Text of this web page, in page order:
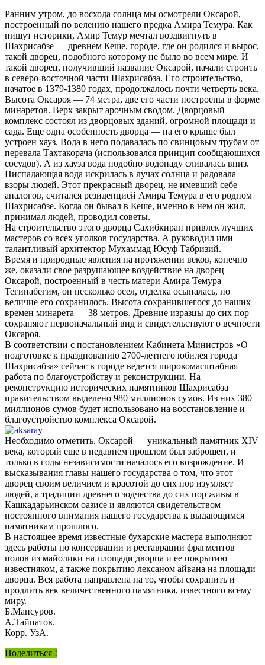
Ранним утром, до восхода солнца мы осмотрели Оксарой,
построенный по велению нашего предка Амира Темура. Как
пишут историки, Амир Темур мечтал воздвигнуть в
Шахрисабзе — древнем Кеше, городе, где он родился и вырос,
такой дворец, подобного которому не было во всем мире. И
такой дворец, получивший название Оксарой, начали строить
в северо-восточной части Шахрисабза. Его строительство,
начатое в 1379-1380 годах, продолжалось почти четверть века.
Высота Оксароя — 74 метра, две его части построены в форме
минаретов. Верх закрыт арочным сводом. Дворцовый
комплекс состоял из дворцовых зданий, огромной площади и
сада. Еще одна особенность дворца — на его крыше был
устроен хауз. Вода в него подавалась по свинцовым трубам от
перевала Тахтакорача (использовался принцип сообщающихся
сосудов). А из хауза вода подобно водопаду сливалась вниз.
Ниспадающая вода искрилась в лучах солнца и радовала
взоры людей. Этот прекрасный дворец, не имевший себе
аналогов, считался резиденцией Амира Темура в его родном
Шахрисабзе. Когда он бывал в Кеше, именно в нем он жил,
принимал людей, проводил советы.
На строительство этого дворца Сахибкиран привлек лучших
мастеров со всех уголков государства. А руководил ими
талантливый архитектор Мухаммад Юсуф Табризий.
Время и природные явления на протяжении веков, конечно
же, оказали свое разрушающее воздействие на дворец
Оксарой, построенный в честь матери Амира Темура
Тегинабегим, он несколько осел, отделка осыпалась, но
величие его сохранилось. Высота сохранившегося до наших
времен минарета — 38 метров. Древние изразцы до сих пор
сохраняют первоначальный вид и свидетельствуют о вечности
Оксароя.
В соответствии с постановлением Кабинета Министров «О
подготовке к празднованию 2700-летнего юбилея города
Шахрисабза» сейчас в городе ведется широкомасштабная
работа по благоустройству и реконструкции. На
реконструкцию исторических памятников Шахрисабза
правительством выделено 980 миллионов сумов. Из них 380
миллионов сумов будет использовано на восстановление и
благоустройство комплекса Оксарой.
Необходимо отметить, Оксарой — уникальный памятник XIV
века, который еще в недавнем прошлом был заброшен, и
только в годы независимости началось его возрождение. И
высказывания главы нашего государства о том, что этот
дворец своим величием и красотой до сих пор изумляет
людей, а традиции древнего зодчества до сих пор живы в
Кашкадарьинском оазисе и являются свидетельством
постоянного внимания нашего государства к выдающимся
памятникам прошлого.
В настоящее время известные бухарские мастера выполняют
здесь работы по консервации и реставрации фрагментов
полов из майолики на площади дворца и ее покрытию
известняком, а также покрытию лексаном айвана на площади
дворца. Вся работа направлена на то, чтобы сохранить и
продлить век величественного памятника, известного всему
миру.
Б.Мансуров.
А.Тайпатов.
Корр. УзА.
Поделиться !